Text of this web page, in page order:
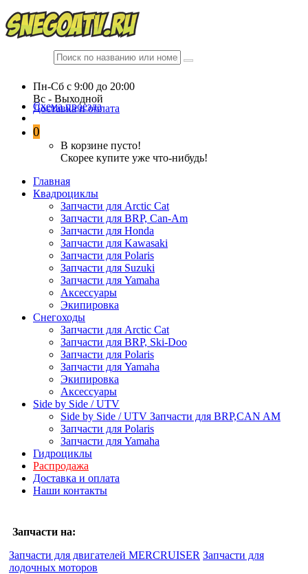
Пн-Сб c 9:00 до 20:00
Вc - Выходной
Схема проезда
Доставка и оплата
0
В корзине пусто!
Скорее купите уже что-нибудь!
Главная
Квадроциклы
Запчасти для Arctic Cat
Запчасти для BRP, Can-Am
Запчасти для Honda
Запчасти для Kawasaki
Запчасти для Polaris
Запчасти для Suzuki
Запчасти для Yamaha
Аксессуары
Экипировка
Снегоходы
Запчасти для Arctic Cat
Запчасти для BRP, Ski-Doo
Запчасти для Polaris
Запчасти для Yamaha
Экипировка
Аксессуары
Side by Side / UTV
Side by Side / UTV Запчасти для BRP,CAN AM
Запчасти для Polaris
Запчасти для Yamaha
Гидроциклы
Распродажа
Доставка и оплата
Наши контакты
Запчасти на:
Запчасти для двигателей MERCRUISER Запчасти для
лодочных моторов